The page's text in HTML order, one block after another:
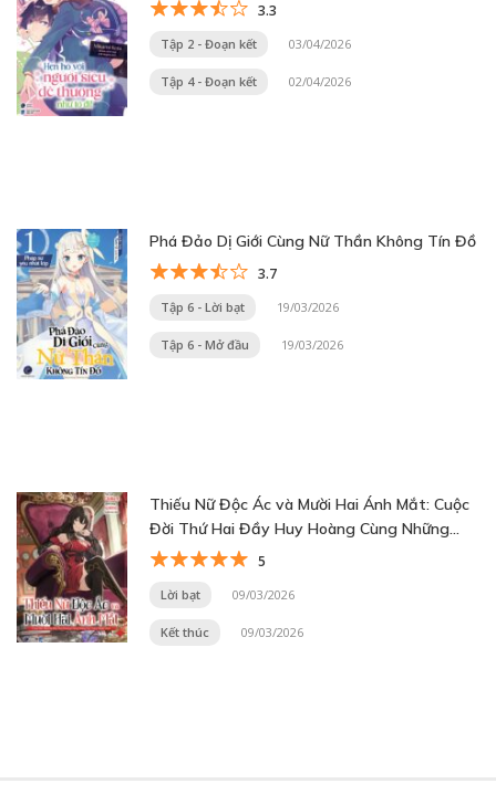
3.3
Tập 2 - Đoạn kết 03/04/2026
Tập 4 - Đoạn kết 02/04/2026
Phá Đảo Dị Giới Cùng Nữ Thần Không Tín Đồ
3.7
Tập 6 - Lời bạt 19/03/2026
Tập 6 - Mở đầu 19/03/2026
Thiếu Nữ Độc Ác và Mười Hai Ánh Mắt: Cuộc
Đời Thứ Hai Đầy Huy Hoàng Cùng Những
Tùy Tùng Vô Song~
5
Lời bạt 09/03/2026
Kết thúc 09/03/2026